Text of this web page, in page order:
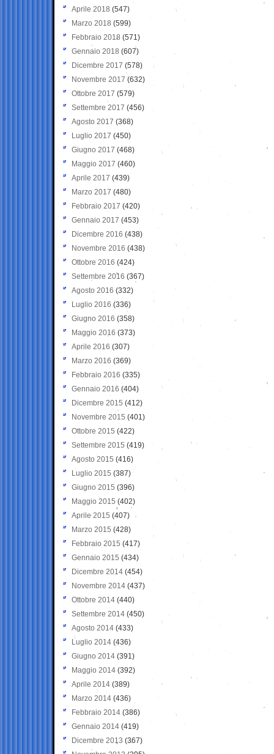
Aprile 2018 (547)
Marzo 2018 (599)
Febbraio 2018 (571)
Gennaio 2018 (607)
Dicembre 2017 (578)
Novembre 2017 (632)
Ottobre 2017 (579)
Settembre 2017 (456)
Agosto 2017 (368)
Luglio 2017 (450)
Giugno 2017 (468)
Maggio 2017 (460)
Aprile 2017 (439)
Marzo 2017 (480)
Febbraio 2017 (420)
Gennaio 2017 (453)
Dicembre 2016 (438)
Novembre 2016 (438)
Ottobre 2016 (424)
Settembre 2016 (367)
Agosto 2016 (332)
Luglio 2016 (336)
Giugno 2016 (358)
Maggio 2016 (373)
Aprile 2016 (307)
Marzo 2016 (369)
Febbraio 2016 (335)
Gennaio 2016 (404)
Dicembre 2015 (412)
Novembre 2015 (401)
Ottobre 2015 (422)
Settembre 2015 (419)
Agosto 2015 (416)
Luglio 2015 (387)
Giugno 2015 (396)
Maggio 2015 (402)
Aprile 2015 (407)
Marzo 2015 (428)
Febbraio 2015 (417)
Gennaio 2015 (434)
Dicembre 2014 (454)
Novembre 2014 (437)
Ottobre 2014 (440)
Settembre 2014 (450)
Agosto 2014 (433)
Luglio 2014 (436)
Giugno 2014 (391)
Maggio 2014 (392)
Aprile 2014 (389)
Marzo 2014 (436)
Febbraio 2014 (386)
Gennaio 2014 (419)
Dicembre 2013 (367)